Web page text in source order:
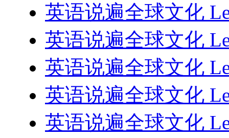
英语说遍全球文化
英语说遍全球文化
英语说遍全球文化
英语说遍全球文化
英语说遍全球文化